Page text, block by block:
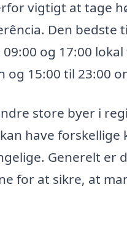
vigtigt at tage
Den bedste
og 17:00
og 15:00 til 23:00
store byer i
have
Generelt er
for at sikre, at